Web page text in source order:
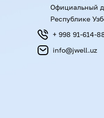
Официальный
Республике
+ 998 91-614-
info@jwell.uz